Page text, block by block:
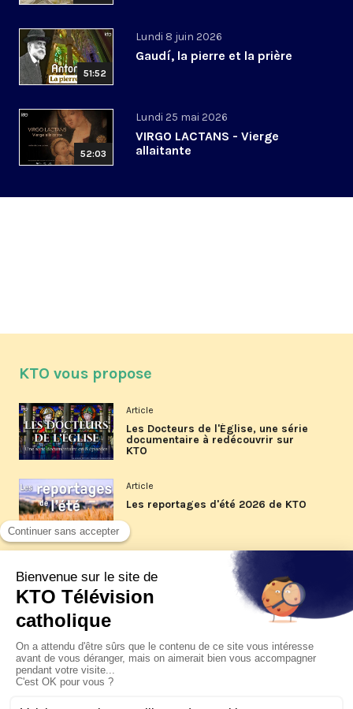
51:52
Lundi 8 juin 2026
Gaudí, la pierre et la prière
52:03
Lundi 25 mai 2026
VIRGO LACTANS - Vierge
allaitante
KTO vous propose
Article
Les Docteurs de l'Église, une série
documentaire à redécouvrir sur
KTO
Article
Les reportages d'été 2026 de KTO
La visite pastorale du pape Léon
XIV à Assise à suivre sur KTO le
jeudi 6 août
Le pape en Uruguay, Argentine et
Pérou du 6 au 17 novembre 2026